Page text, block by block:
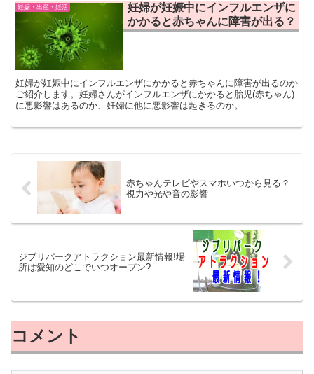
妊娠・出産・妊活
妊婦が妊娠中にインフルエンザに
かかると赤ちゃんに障害が出る？
妊婦が妊娠中にインフルエンザにかかると赤ちゃんに障害が出るのか
ご紹介します。妊婦さんがインフルエンザにかかると胎児(赤ちゃん)
に悪影響はあるのか、妊婦に他に悪影響は起きるのか。
赤ちゃんテレビやスマホいつから見る？
視力や光や音の影響
ジブリパークアトラクション最新情報!場
所は愛知のどこでいつオープン?
コメント